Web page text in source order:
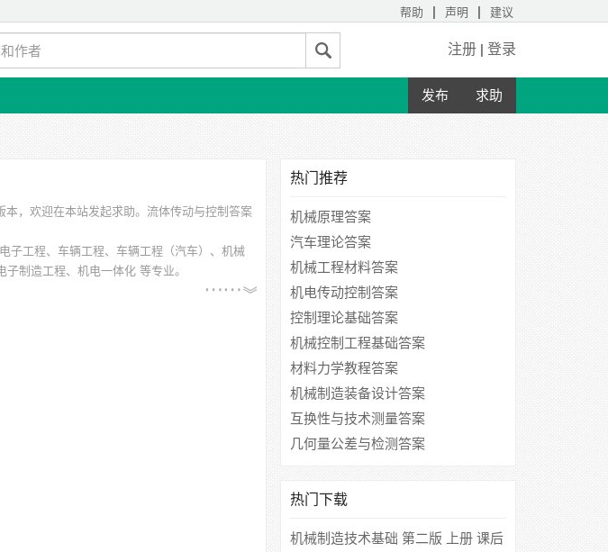
帮助 | 声明 | 建议
注册 | 登录
发布 求助
，欢迎在本站发起求助。 流体传动与控制答案
子工程、车辆工程、车辆工程（汽车）、机械
制造工程、机电一体化 等专业。
院、北京理工大学、齐齐哈尔大学、贵阳大
热门推荐
机械原理答案
汽车理论答案
机械工程材料答案
机电传动控制答案
控制理论基础答案
机械控制工程基础答案
材料力学教程答案
机械制造装备设计答案
互换性与技术测量答案
几何量公差与检测答案
热门下载
机械制造技术基础 第二版 上册 课后